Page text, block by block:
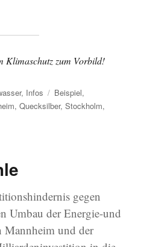
Klimaschutz zum Vorbild!
, Infos Schlagwörter
Beispiel,
,Quecksilber,Stockholm,
gegen
Umbau der Energie-und
Mannheim und der